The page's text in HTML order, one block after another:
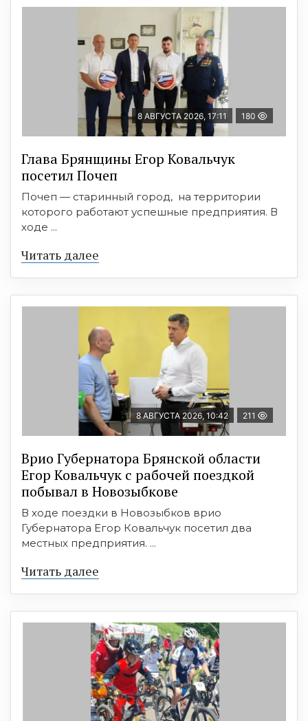
8 АВГУСТА 2026, 17:11 180
Глава Брянщины Егор Ковальчук
посетил Почеп
Почеп — старинный город, на территории
которого работают успешные предприятия. В
ходе ...
Читать далее
8 АВГУСТА 2026, 10:42 211
Врио Губернатора Брянской области
Егор Ковальчук с рабочей поездкой
побывал в Новозыбкове
В ходе поездки в Новозыбков врио
Губернатора Егор Ковальчук посетил два
местных предприятия. ...
Читать далее